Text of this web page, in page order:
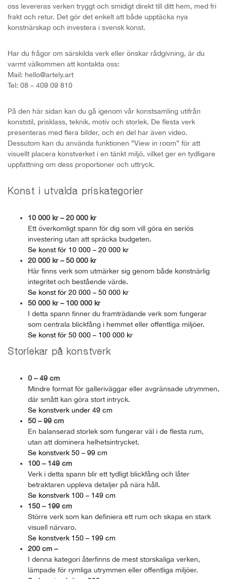
oss levereras verken tryggt och smidigt direkt till ditt hem, med fri
frakt och retur. Det gör det enkelt att både upptäcka nya
konstnärskap och investera i svensk konst.
Har du frågor om särskilda verk eller önskar rådgivning, är du
varmt välkommen att kontakta oss:
Mail: hello@artely.art
Tel: 08 – 409 09 810
På den här sidan kan du gå igenom vår konstsamling utifrån
konststil, prisklass, teknik, motiv och storlek. De flesta verk
presenteras med flera bilder, och en del har även video.
Dessutom kan du använda funktionen ”View in room” för att
visuellt placera konstverket i en tänkt miljö, vilket ger en tydligare
uppfattning om dess proportioner och uttryck.
Konst i utvalda priskategorier
10 000 kr – 20 000 kr
Ett överkomligt spann för dig som vill göra en seriös
investering utan att spräcka budgeten.
Se konst för 10 000 – 20 000 kr
20 000 kr – 50 000 kr
Här finns verk som utmärker sig genom både konstnärlig
integritet och bestående värde.
Se konst för 20 000 – 50 000 kr
50 000 kr – 100 000 kr
I detta spann finner du framträdande verk som fungerar
som centrala blickfång i hemmet eller offentliga miljöer.
Se konst för 50 000 – 100 000 kr
Storlekar på konstverk
0 – 49 cm
Mindre format för galleriväggar eller avgränsade utrymmen,
där smått kan göra stort intryck.
Se konstverk under 49 cm
50 – 99 cm
En balanserad storlek som fungerar väl i de flesta rum,
utan att dominera helhetsintrycket.
Se konstverk 50 – 99 cm
100 – 149 cm
Verk i detta spann blir ett tydligt blickfång och låter
betraktaren uppleva detaljer på nära håll.
Se konstverk 100 – 149 cm
150 – 199 cm
Större verk som kan definiera ett rum och skapa en stark
visuell närvaro.
Se konstverk 150 – 199 cm
200 cm –
I denna kategori återfinns de mest storskaliga verken,
lämpade för rymliga utrymmen eller offentliga miljöer.